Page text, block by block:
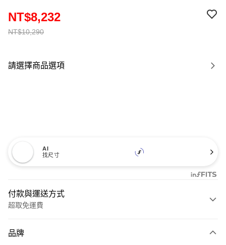
NT$10,290
NT$8,232
請選擇商品選項
AI
找尺寸
付款與運送方式
超取免運費
信用卡一次付款
品牌